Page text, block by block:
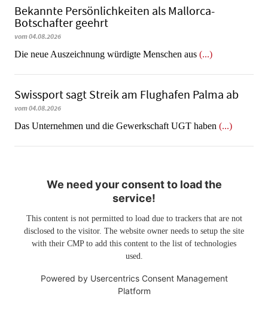
Bekannte Persönlichkeiten als Mallorca-
Botschafter geehrt
vom 04.08.2026
Die neue Auszeichnung würdigte Menschen aus (...)
Swissport sagt Streik am Flughafen Palma ab
vom 04.08.2026
Das Unternehmen und die Gewerkschaft UGT haben (...)
We need your consent to load the
service!
This content is not permitted to load due to trackers that are not
disclosed to the visitor. The website owner needs to setup the site
with their CMP to add this content to the list of technologies
used.
Powered by Usercentrics Consent Management
Platform